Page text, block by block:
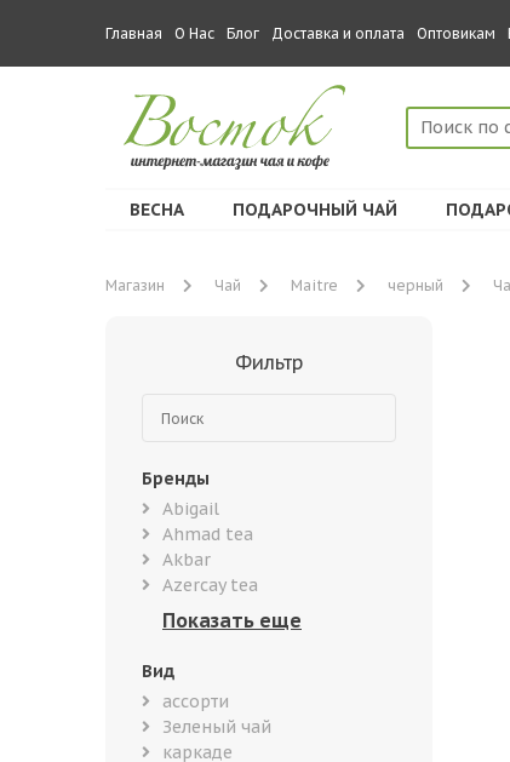
Главная О Нас Блог Доставка и оплата Оптовикам
ВЕСНА ПОДАРОЧНЫЙ ЧАЙ
Магазин Чай Maitre черный
Фильтр
Бренды
Abigail
Ahmad tea
Akbar
Azercay tea
Вид
ассорти
Зеленый чай
каркаде